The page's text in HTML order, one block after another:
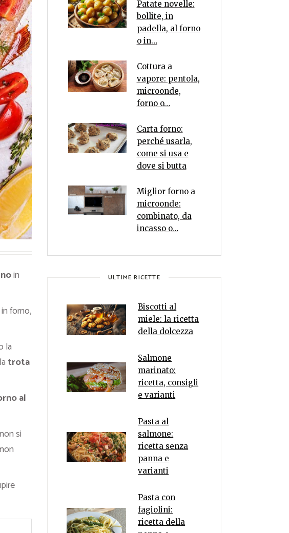
in
forno,
la
trota
al
si
Patate novelle:
bollite, in
padella, al forno
o in…
Cottura a
vapore: pentola,
microonde,
forno o…
Carta forno:
perché usarla,
come si usa e
dove si butta
Miglior forno a
microonde:
combinato, da
incasso o…
ULTIME RICETTE
Biscotti al
miele: la ricetta
della dolcezza
Salmone
marinato:
ricetta, consigli
e varianti
Pasta al
salmone:
ricetta senza
panna e
varianti
Pasta con
fagiolini:
ricetta della